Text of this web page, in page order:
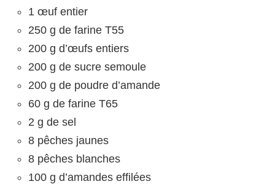
1 œuf entier
250 g de farine T55
200 g d’œufs entiers
200 g de sucre semoule
200 g de poudre d’amande
60 g de farine T65
2 g de sel
8 pêches jaunes
8 pêches blanches
100 g d’amandes effilées